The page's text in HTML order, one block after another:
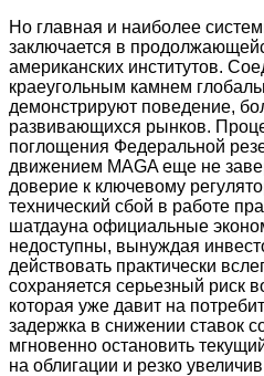
Но главная и наиболее
заключается в
американских институтов.
краеугольным камнем
демонстрируют поведение,
развивающихся рынков.
поглощения Федеральной
движением MAGA еще не
доверие к ключевому
технический сбой в работе
шатдауна официальные
недоступны, вынуждая
действовать практически
сохраняется серьезный риск
которая уже давит на
задержка в снижении ставок
мгновенно остановить
на облигации и резко